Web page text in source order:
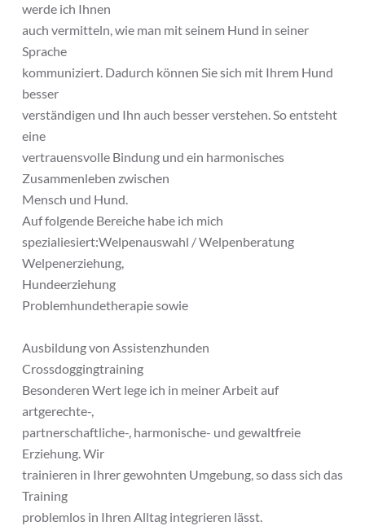
werde ich Ihnen
auch vermitteln, wie man mit seinem Hund in seiner
Sprache
kommuniziert. Dadurch können Sie sich mit Ihrem Hund
besser
verständigen und Ihn auch besser verstehen. So entsteht
eine
vertrauensvolle Bindung und ein harmonisches
Zusammenleben zwischen
Mensch und Hund.
Auf folgende Bereiche habe ich mich
spezialiesiert:Welpenauswahl / Welpenberatung
Welpenerziehung,
Hundeerziehung
Problemhundetherapie sowie
Ausbildung von Assistenzhunden
Crossdoggingtraining
Besonderen Wert lege ich in meiner Arbeit auf
artgerechte-,
partnerschaftliche-, harmonische- und gewaltfreie
Erziehung. Wir
trainieren in Ihrer gewohnten Umgebung, so dass sich das
Training
problemlos in Ihren Alltag integrieren lässt.